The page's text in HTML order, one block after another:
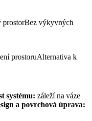
prostorBez výkyvných
prostoruAlternativa k
systému: záleží na váze
a povrchová úprava: